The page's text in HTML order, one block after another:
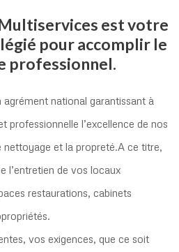
est votre
pour accomplir le
professionnel.
national garantissant à
professionnelle l’excellence de nos
nettoyage et la propreté.A ce titre,
l’entretien de vos locaux
restaurations, cabinets
vos exigences, que ce soit